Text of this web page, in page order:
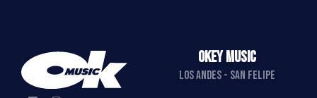
OKEY MUSIC
LOS ANDES - SAN FELIPE